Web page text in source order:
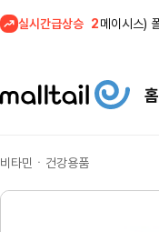
실시간급상승 3
1
홈
비타민ㆍ건강용품